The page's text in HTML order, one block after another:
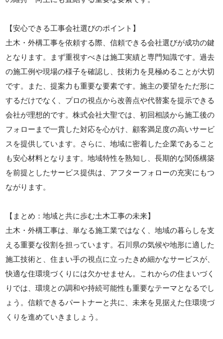
【安心できる工事会社選びのポイント】
土木・外構工事を依頼する際、信頼できる会社選びが成功の鍵
となります。まず重視すべきは施工実績と専門知識です。過去
の施工例や現場の様子を確認し、技術力を見極めることが大切
です。また、提案力も重要な要素です。施主の要望をただ形に
するだけでなく、プロの視点から改善点や代替案を提示できる
会社が理想的です。株式会社大聖では、初回相談から施工後の
フォローまで一貫した対応を心がけ、顧客満足度の高いサービ
スを提供しています。さらに、地域に密着した企業であること
も安心材料となります。地域特性を熟知し、長期的な関係構築
を前提としたサービス提供は、アフターフォローの充実にもつ
ながります。
【まとめ：地域と共に歩む土木工事の未来】
土木・外構工事は、単なる施工業ではなく、地域の暮らしを支
える重要な役割を担っています。石川県の気候や地形に適した
施工技術と、住まい手の視点に立ったきめ細かなサービスが、
快適な住環境づくりには欠かせません。これからの住まいづく
りでは、環境との調和や持続可能性も重要なテーマとなるでし
ょう。信頼できるパートナーと共に、未来を見据えた住環境づ
くりを進めていきましょう。